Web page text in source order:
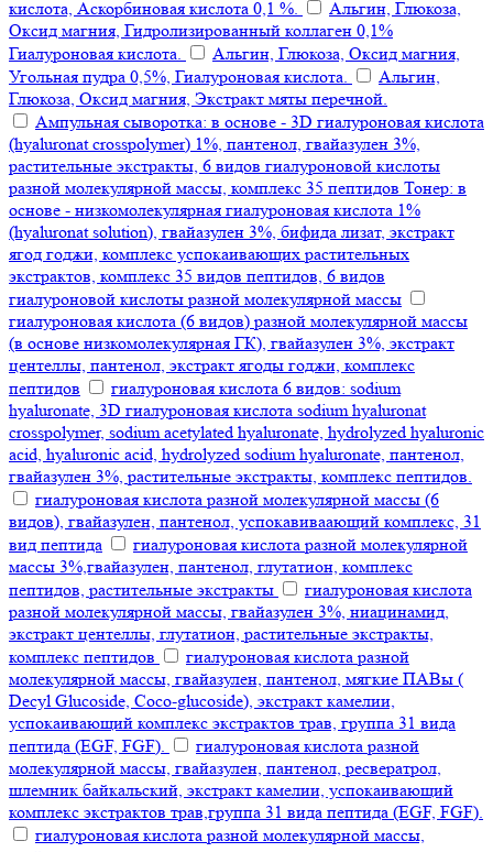
кислота, Аскорбиновая кислота 0,1 %.
Альгин, Глюкоза,
Оксид магния, Гидролизированный коллаген 0,1%
Гиалуроновая кислота.
Альгин, Глюкоза, Оксид магния,
Угольная пудра 0,5%, Гиалуроновая кислота.
Альгин,
Глюкоза, Оксид магния, Экстракт мяты перечной.
Ампульная сыворотка: в основе - 3D гиалуроновая кислота
(hyaluronat crosspolymer) 1%, пантенол, гвайазулен 3%,
растительные экстракты, 6 видов гиалуроновой кислоты
разной молекулярной массы, комплекс 35 пептидов Тонер: в
основе - низкомолекулярная гиалуроновая кислота 1%
(hyaluronat solution), гвайазулен 3%, бифида лизат, экстракт
ягод годжи, комплекс успокаивающих растительных
экстрактов, комплекс 35 видов пептидов, 6 видов
гиалуроновой кислоты разной молекулярной массы
гиалуроновая кислота (6 видов) разной молекулярной массы
(в основе низкомолекулярная ГК), гвайазулен 3%, экстракт
центеллы, пантенол, экстракт ягоды годжи, комплекс
пептидов
гиалуроновая кислота 6 видов: sodium
hyaluronate, 3D гиалуроновая кислота sodium hyaluronat
crosspolymer, sodium acetylated hyaluronate, hydrolyzed hyaluronic
acid, hyaluronic acid, hydrolyzed sodium hyaluronate, пантенол,
гвайазулен 3%, растительные экстракты, комплекс пептидов.
гиалуроновая кислота разной молекулярной массы (6
видов), гвайазулен, пантенол, успокавиваающий комплекс, 31
вид пептида
гиалуроновая кислота разной молекулярной
массы 3%,гвайазулен, пантенол, глутатион, комплекс
пептидов, растительные экстракты
гиалуроновая кислота
разной молекулярной массы, гвайазулен 3%, ниацинамид,
экстракт центеллы, глутатион, растительные экстракты,
комплекс пептидов
гиалуроновая кислота разной
молекулярной массы, гвайазулен, пантенол, мягкие ПАВы (
Decyl Glucoside, Coco-glucoside), экстракт камелии,
успокаивающий комплекс экстрактов трав, группа 31 вида
пептида (EGF, FGF).
гиалуроновая кислота разной
молекулярной массы, гвайазулен, пантенол, ресвератрол,
шлемник байкальский, экстракт камелии, успокаивающий
комплекс экстрактов трав,группа 31 вида пептида (EGF, FGF).
гиалуроновая кислота разной молекулярной массы,